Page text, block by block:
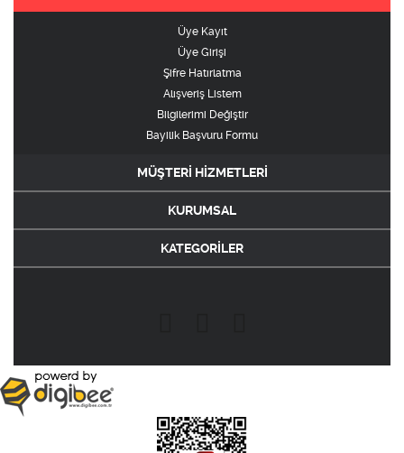
Üye Kayıt
Üye Girişi
Şifre Hatırlatma
Alışveriş Listem
Bilgilerimi Değiştir
Bayilik Başvuru Formu
MÜŞTERİ HİZMETLERİ
KURUMSAL
KATEGORİLER